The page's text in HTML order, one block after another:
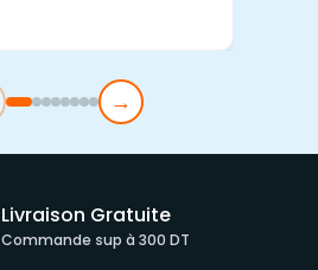
→
Livraison Gratuite
Commande sup à 300 DT